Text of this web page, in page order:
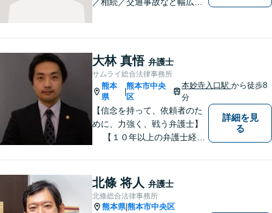
そう地域に法的サービスを提
供してまいります。お気軽に
ご相談を！
大林 真悟 弁護士
サムライ総合法律事務所
熊本
県
|
熊本市中央
区
本妙寺入口駅から徒歩8
分
【信念を持って、依頼者のた
めに、力強く、戦う弁護士】
【１０年以上の弁護士経
等の男女トラブル、③顧問弁
護の３つの分野に力を注ぐ弁
護士】
詳細を見
る
北條 将人 弁護士
北條総合法律事務所
熊本県|熊本市中央区